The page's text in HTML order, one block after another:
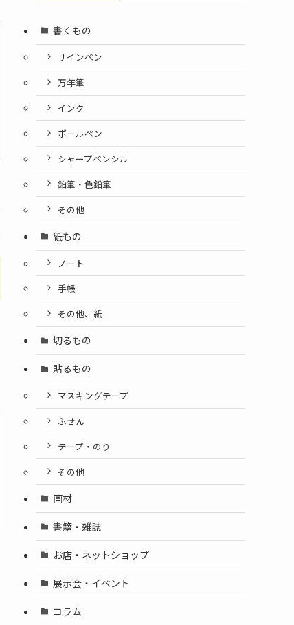
書くもの
サインペン
万年筆
インク
ボールペン
シャープペンシル
鉛筆・色鉛筆
その他
紙もの
ノート
手帳
その他、紙
切るもの
貼るもの
マスキングテープ
ふせん
テープ・のり
その他
画材
書籍・雑誌
お店・ネットショップ
展示会・イベント
コラム